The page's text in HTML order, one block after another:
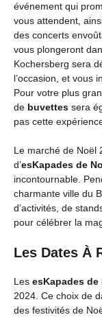
événement qui
vous attendent,
des concerts
vous plongeront
Kochersberg sera
l’occasion, et vous
Pour votre plus
de buvettes sera
pas cette
Le marché de Noël
d’esKapades de
incontournable.
charmante ville du
d’activités, de
pour célébrer la
Les Dates À
Les esKapades de
2024. Ce choix de
des festivités de